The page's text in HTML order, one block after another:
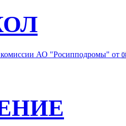
комиссии АО "Росипподромы" от